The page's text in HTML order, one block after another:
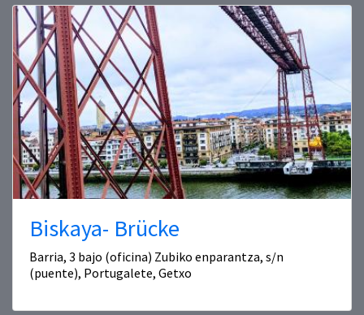
Biskaya- Brücke
Barria, 3 bajo (oficina) Zubiko enparantza, s/n
(puente), Portugalete, Getxo